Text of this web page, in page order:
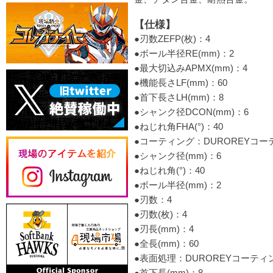
【仕様】
●刃数ZEFP(枚)：4
●ボール半径RE(mm)：2
●最大切込みAPMX(mm)：4
●機能長さLF(mm)：60
●首下長さLH(mm)：8
●シャンク径DCON(mm)：6
●ねじれ角FHA(°)：40
●コーティング：DUROREYコー
●シャンク径(mm)：6
●ねじれ角(°)：40
●ボール半径(mm)：2
●刃数：4
●刃数(枚)：4
●刃長(mm)：4
●全長(mm)：60
●表面処理：DUROREYコーティ